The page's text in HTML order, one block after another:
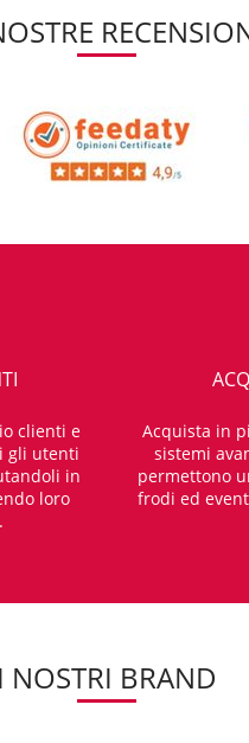
clienti e
gli utenti
in
loro
Acquista in
sistemi
permettono
frodi ed
I NOSTRI BRAND